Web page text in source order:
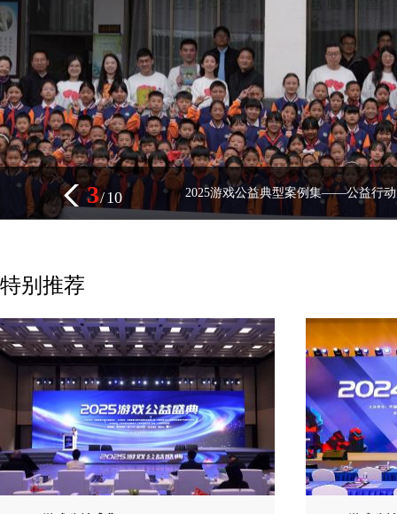
2025游戏公益典型案例集——公益行动
3/10
特别推荐